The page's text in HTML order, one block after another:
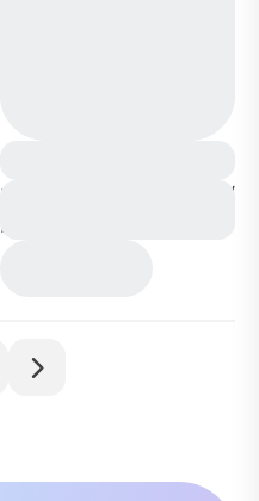
Кеды CV0812-1 синие п/
п